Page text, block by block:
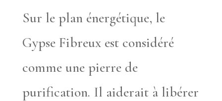
Sur le plan énergétique, le
Gypse Fibreux est considéré
comme une pierre de
purification. Il aiderait à libérer